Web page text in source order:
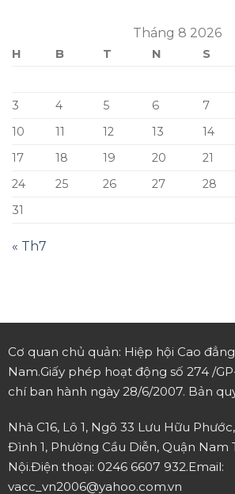
Tháng 8 2026
H B T N S
3
4 5 6 7
10
11 12 13 14
17
18 19 20 21
24
25 26 27 28
31
« Th7
Cơ quan chủ quản: Hiệp hội Cao
Nam.Giấy phép hoạt động số 274 /
chí ban hành ngày 28/6/2007. Bản
Nhà C16, Lô 1, Ngõ 33 Lưu Hữu
Đình 1, Phường Cầu Diễn, Quận Nam
Nội.Điện thoại: 0246 6607 932.Email:
vacc_vn2006@yahoo.com.vn